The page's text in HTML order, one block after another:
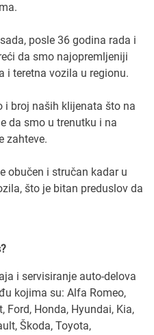
posle 36 godina rada i
da smo najopremljeniji
i teretna vozila u regionu.
i broj naših klijenata što na
da smo u trenutku i na
zahteve.
obučen i stručan kadar u
što je bitan preduslov da
i servisiranje auto-delova
kojima su: Alfa Romeo,
Ford, Honda, Hyundai, Kia,
Škoda, Toyota,